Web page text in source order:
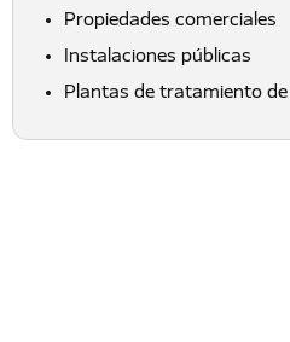
Propiedades comerciales
Instalaciones públicas
Plantas de tratamiento